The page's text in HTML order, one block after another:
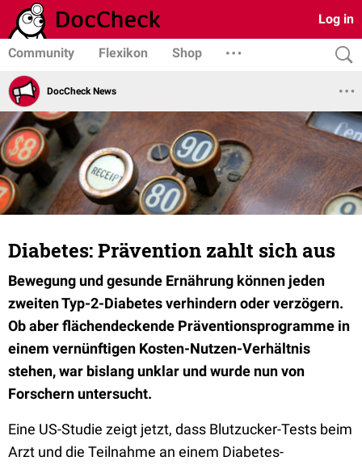
Log in
Community Flexikon Shop
DocCheck News
Diabetes: Prävention zahlt sich aus
Bewegung und gesunde Ernährung können jeden
zweiten Typ-2-Diabetes verhindern oder verzögern.
Ob aber flächendeckende Präventionsprogramme in
einem vernünftigen Kosten-Nutzen-Verhältnis
stehen, war bislang unklar und wurde nun von
Forschern untersucht.
Eine US-Studie zeigt jetzt, dass Blutzucker-Tests beim
Arzt und die Teilnahme an einem Diabetes-